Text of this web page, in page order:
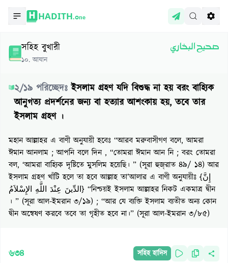
HADITH.One
সহিহ বুখারী
১০.আযান
صحيح البخاري
২/১৯ পরিচ্ছেদঃ ইসলাম গ্রহণ যদি বিশুদ্ধ না হয় বরং বাহ্যিক
আনুগত্য প্রদর্শনের জন্য বা হত্যার আশংকায় হয়, তবে তার
ইসলাম গ্রহণ ।
মহান আল্লাহর এ বাণী অনুযায়ী হবেঃ “আরব মরুবাসীগণ বলে, আমরা
ঈমান আনলাম ; আপনি বলে দিন , “তোমরা ঈমান আন নি ; বরং তোমরা
বল, ‘আমরা বাহ্যিক দৃষ্টিতে মুসলিম হয়েছি। ” (সূরা হুজ্‌রাত ৪৯/ ১৪) আর
ইসলাম গ্রহণ খাঁটি হলে তা হবে আল্লাহ তা’আলার এ বাণী অনুযায়ীঃ {إِنَّ
الدِّينَ عِنْدَ اللَّهِ الإِسْلاَمُ} “নিশ্চয়ই ইসলাম আল্লাহর নিকট একমাত্র দ্বীন
। ” (সূরা আল-ইমরান ৩/১৯) ; “আর যে ব্যক্তি ইসলাম ব্যতীত অন্য কোন
দ্বীন অন্বেষণ করবে তবে তা গৃহীত হবে না।” (সূরা আল-ইমরান ৩/৮৫)
৬৩৪ সহিহ হাদিস